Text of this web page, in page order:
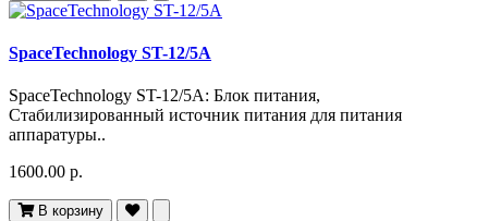
SpaceTechnology ST-12/5А
SpaceTechnology ST-12/5А: Блок питания,
Стабилизированный источник питания для питания
аппаратуры..
1600.00 р.
В корзину